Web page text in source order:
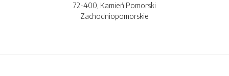
72-400, Kamień Pomorski
Zachodniopomorskie